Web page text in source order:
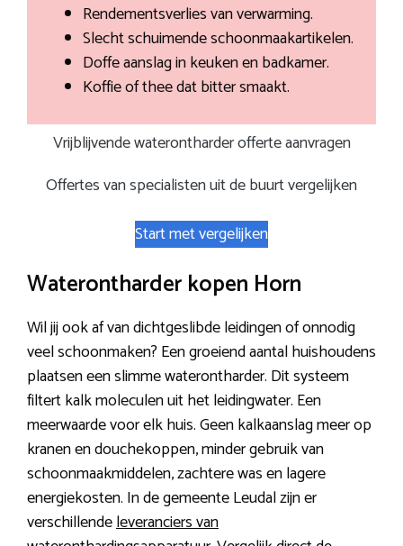
Rendementsverlies van verwarming.
Slecht schuimende schoonmaakartikelen.
Doffe aanslag in keuken en badkamer.
Koffie of thee dat bitter smaakt.
Vrijblijvende waterontharder offerte aanvragen
Offertes van specialisten uit de buurt vergelijken
Start met vergelijken
Waterontharder kopen Horn
Wil jij ook af van dichtgeslibde leidingen of onnodig
veel schoonmaken? Een groeiend aantal huishoudens
plaatsen een slimme waterontharder. Dit systeem
filtert kalk moleculen uit het leidingwater. Een
meerwaarde voor elk huis. Geen kalkaanslag meer op
kranen en douchekoppen, minder gebruik van
schoonmaakmiddelen, zachtere was en lagere
energiekosten. In de gemeente Leudal zijn er
verschillendeleveranciers van